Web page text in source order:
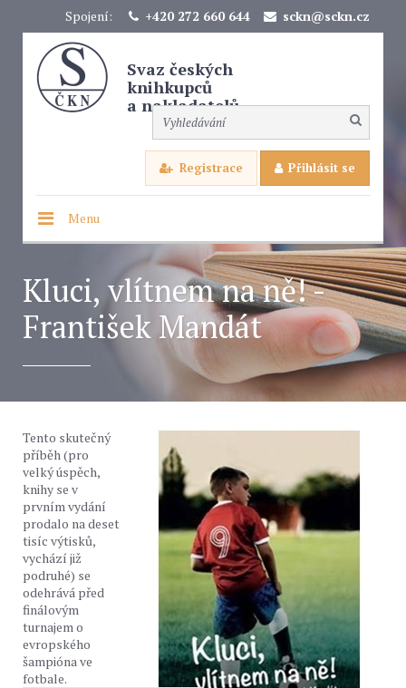
Spojení: +420 272 660 644 sckn@sckn.cz
Svaz českých
knihkupců
a nakladatelů
Registrace Přihlásit se
Menu
Kluci, vlítnem na ně! -
František Mandát
Tento skutečný
příběh (pro
velký úspěch,
knihy se v
prvním vydání
prodalo na deset
tisíc výtisků,
vychází již
podruhé) se
odehrává před
finálovým
turnajem o
evropského
šampióna ve
fotbale.